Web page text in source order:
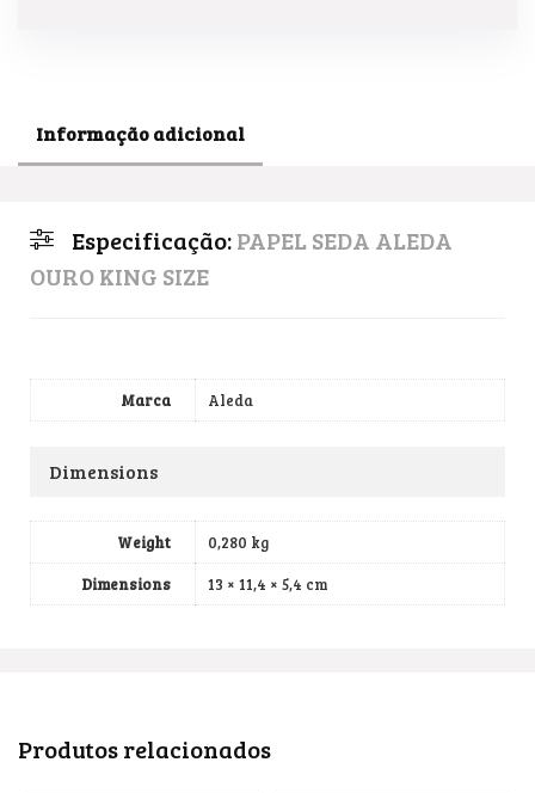
Informação adicional
Especificação:PAPEL SEDA ALEDA
OURO KING SIZE
Marca Aleda
Dimensions
Weight
0,280 kg
Dimensions
13 × 11,4 × 5,4 cm
Produtos relacionados